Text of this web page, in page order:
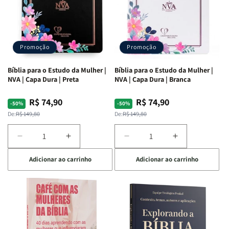
Promoção
Bíblia para o Estudo da Mulher |
NVA | Capa Dura | Preta
-50%
Preço
normal
De:R$ 149,80
Preço
promocional
R$ 74,90
Diminuir
a
quantidade
de
Bíblia
para
Estudo
da
Aumentar
a
quantidade
de
Bíblia
para
o
Estudo
da
Adicionar ao carrinho
Promoção
Bíblia para o Estudo da Mulher |
NVA | Capa Dura | Branca
-50%
Preço
normal
De:R$ 149,80
Preço
promocional
R$ 74,90
Diminuir
a
quantidade
de
Bíblia
o
Estudo
da
Aumentar
a
quantidade
de
Bíblia
para
o
Estudo
Adicionar ao carrinho